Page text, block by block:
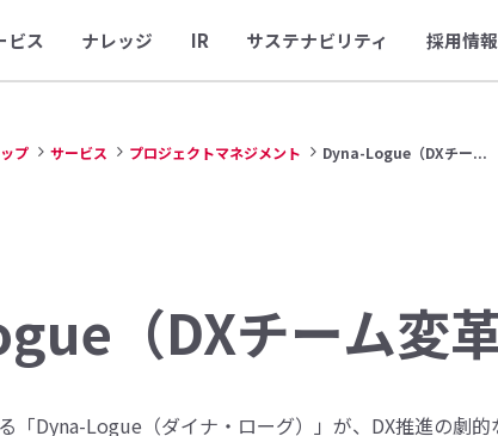
ビス ナレッジ IR サステナビリティ 採用情報
プ サービス プロジェクトマネジメント Dyna-Logue（DXチー...
（DXチーム変
「Dyna-Logue（ダイナ・ローグ）」が、DX推進の劇